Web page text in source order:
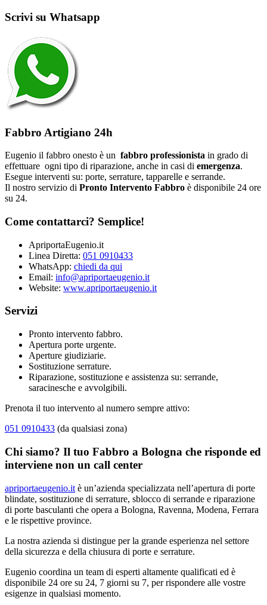
Scrivi su Whatsapp
Fabbro Artigiano 24h
Eugenio il fabbro onesto è un fabbro professionista in grado di
effettuare ogni tipo di riparazione, anche in casi di emergenza.
Esegue interventi su: porte, serrature, tapparelle e serrande.
Il nostro servizio di Pronto Intervento Fabbro è disponibile 24 ore
su 24.
Come contattarci? Semplice!
ApriportaEugenio.it
Linea Diretta: 051 0910433
WhatsApp: chiedi da qui
Email: info@apriportaeugenio.it
Website: www.apriportaeugenio.it
Servizi
Pronto intervento fabbro.
Apertura porte urgente.
Aperture giudiziarie.
Sostituzione serrature.
Riparazione, sostituzione e assistenza su: serrande,
saracinesche e avvolgibili.
Prenota il tuo intervento al numero sempre attivo:
051 0910433 (da qualsiasi zona)
Chi siamo? Il tuo Fabbro a Bologna che risponde ed
interviene non un call center
apriportaeugenio.it è un’azienda specializzata nell’apertura di porte
blindate, sostituzione di serrature, sblocco di serrande e riparazione
di porte basculanti che opera a Bologna, Ravenna, Modena, Ferrara
e le rispettive province.
La nostra azienda si distingue per la grande esperienza nel settore
della sicurezza e della chiusura di porte e serrature.
Eugenio coordina un team di esperti altamente qualificati ed è
disponibile 24 ore su 24, 7 giorni su 7, per rispondere alle vostre
esigenze in qualsiasi momento.